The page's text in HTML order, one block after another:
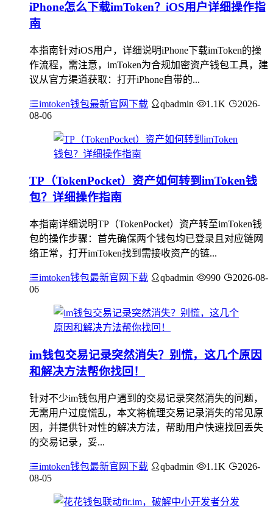
iPhone怎么下载imToken？iOS用户详细操作指
南
本指南针对iOS用户，详细说明iPhone下载imToken的操
作流程，需注意，imToken为合规加密资产钱包工具，建
议从官方渠道获取：打开iPhone自带的...
imtoken钱包最新官网下载 qbadmin 1.1K
2026-
08-06
TP（TokenPocket）资产如何转到imToken钱
包？详细操作指南
本指南详细说明TP（TokenPocket）资产转至imToken钱
包的操作步骤：首先确保两个钱包均已登录且对应链网
络正常，打开imToken找到需接收资产的链...
imtoken钱包最新官网下载 qbadmin 990
2026-08-
06
im钱包交易记录突然消失？别慌，这几个原因
和解决方法帮你找回！
针对不少im钱包用户遇到的交易记录突然消失的问题，
无需用户过度慌乱，本文将梳理交易记录消失的常见原
因，并提供针对性的解决方法，帮助用户快速找回丢失
的交易记录，妥...
imtoken钱包最新官网下载 qbadmin 1.1K
2026-
08-05